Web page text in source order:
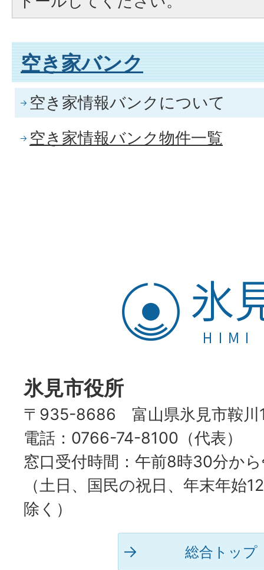
空き家バンク
空き家情報バンクについて
空き家情報バンク物件一覧
氷
見
市
氷見市役所
〒935-8686 富山県氷見市鞍川
電話：0766-74-8100（代表）
窓口受付時間：午前8時30分か
（土日、国民の祝日、年末年始
除く）
総合トップ